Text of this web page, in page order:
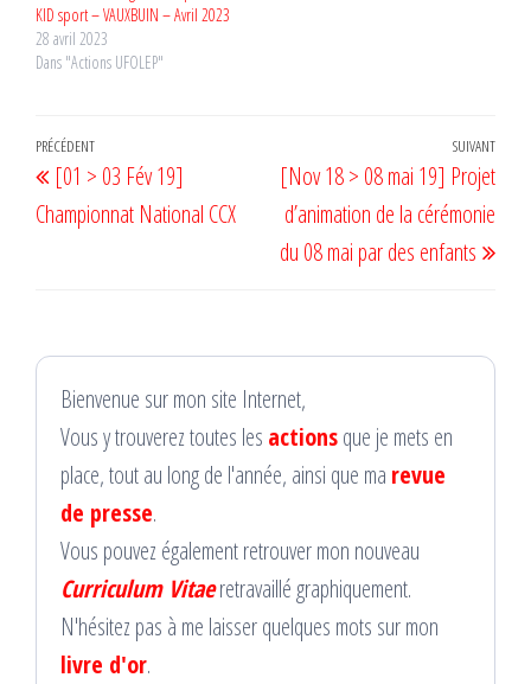
KID sport – VAUXBUIN – Avril 2023
28 avril 2023
Dans "Actions UFOLEP"
Navigation
de
l’article
Article
précédent
PRÉCÉDENT
[01 > 03 Fév 19]
Championnat National CCX
SUIVANT
[Nov 18 > 08 mai 19] Projet
d’animation de la cérémonie
du 08 mai par des enfants
Bienvenue sur mon site Internet,
Vous y trouverez toutes les actionsque je mets en
place, tout au long de l'année, ainsi que ma revue
de presse.
Vous pouvez également retrouver mon nouveau
Curriculum Vitaeretravaillé graphiquement.
N'hésitez pas à me laisser quelques mots sur mon
livre d'or.